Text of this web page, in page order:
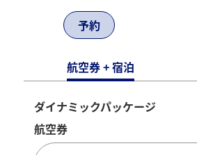
予約
航空券 + 宿泊
ダイナミックパッケージ
航空券